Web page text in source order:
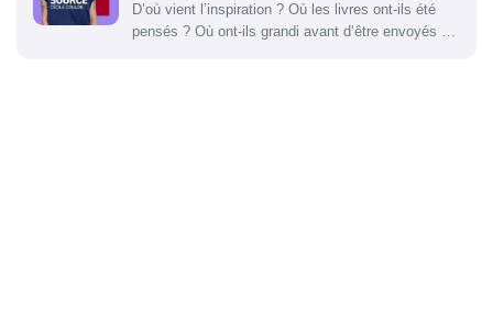
D’où vient l’inspiration ? Où les livres ont-ils été
pensés ? Où ont-ils grandi avant d’être envoyés à